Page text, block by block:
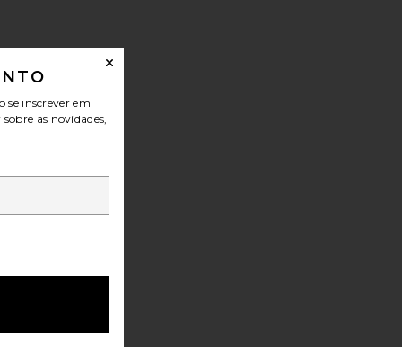
DANIEL
se inscrever em
as novidades,